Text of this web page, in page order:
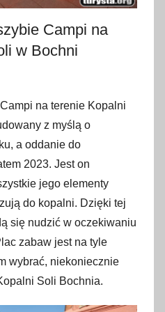
Campi na
w Bochni
na terenie Kopalni
z myślą o
a oddanie do
2023. Jest on
jego elementy
do kopalni. Dzięki tej
się nudzić w oczekiwaniu
zabaw jest na tyle
wybrać, niekoniecznie
Soli Bochnia.